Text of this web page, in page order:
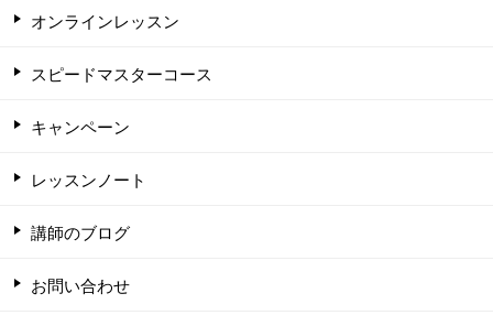
オンラインレッスン
スピードマスターコース
キャンペーン
レッスンノート
講師のブログ
お問い合わせ